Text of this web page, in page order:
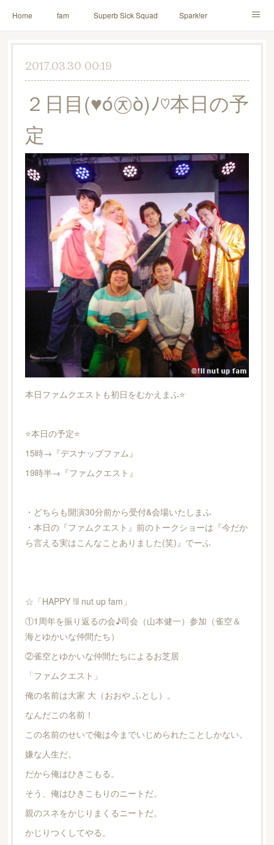
Home fam Superb Sick Squad Spark!er
M!X ♪ll nut up fam contact 「depenDANCE」
PINK THUNDER AILE! シャウト！
イルナップ強化週間
2017.03.30 00:19
２日目(♥ó㉨ò)ﾉ♡本日の予
定
本日ファムクエストも初日をむかえまふ⭐️
⭐️本日の予定⭐️
15時→『デスナップファム』
19時半→『ファムクエスト』
・どちらも開演30分前から受付&会場いたしまふ
・本日の『ファムクエスト』前のトークショーは『今だか
ら言える実はこんなことありました(笑)』でーふ
☆「HAPPY !ll nut up fam」
①1周年を振り返るの会♪司会（山本健一）参加（雀空＆
海とゆかいな仲間たち）
②雀空とゆかいな仲間たちによるお芝居
「ファムクエスト」
俺の名前は大家 大（おおや ふとし）。
なんだこの名前！
この名前のせいで俺は今までいじめられたことしかない。
嫌な人生だ。
だから俺はひきこもる。
そう、俺はひきこもりのニートだ。
親のスネをかじりまくるニートだ。
かじりつくしてやる。